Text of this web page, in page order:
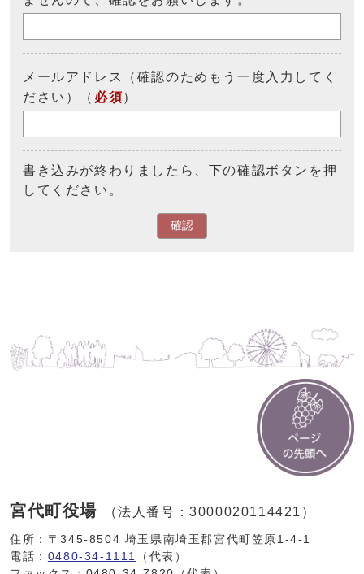
メールアドレス（確認のためもう一度入力してく
ださい）（ 必須）
書き込みが終わりましたら、下の確認ボタンを押
してください。
確認
宮代町役場 （法人番号：3000020114421）
住所：〒345-8504 埼玉県南埼玉郡宮代町笠原1-4-1
電話： 0480-34-1111
（代表）